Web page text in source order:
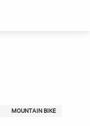
MOUNTAIN BIKE